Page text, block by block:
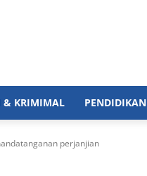
& KRIMIMAL PENDIDIKAN
perjanjian